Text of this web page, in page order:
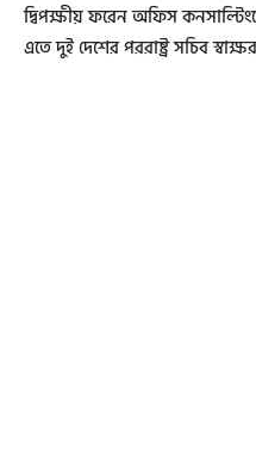
দ্বিপক্ষীয় ফরেন অফিস
এতে দুই দেশের পররাষ্ট্র সচিব